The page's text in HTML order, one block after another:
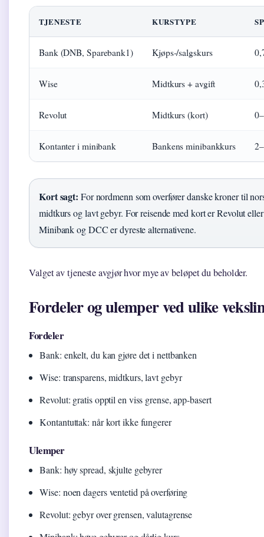
TJENESTE KURSTYPE
Bank (DNB, Sparebank1) Kjøps-/salgskurs
Wise Midtkurs + avgift
Revolut Midtkurs (kort)
Kontanter i minibank Bankens minibankkurs
Kort sagt: For nordmenn som overfører danske kroner til
midtkurs og lavt gebyr. For reisende med kort er Revolut
Minibank og DCC er dyreste alternativene.
Valget av tjeneste avgjør hvor mye av beløpet du beholder.
Fordeler og ulemper ved ulike
Fordeler
Bank: enkelt, du kan gjøre det i nettbanken
Wise: transparens, midtkurs, lavt gebyr
Revolut: gratis opptil en viss grense, app-basert
Kontantuttak: når kort ikke fungerer
Ulemper
Bank: høy spread, skjulte gebyrer
Wise: noen dagers ventetid på overføring
Revolut: gebyr over grensen, valutagrense